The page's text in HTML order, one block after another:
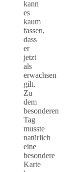
kann
es
kaum
fassen,
dass
er
jetzt
als
erwachsen
gilt.
Zu
dem
besonderen
Tag
musste
natürlich
eine
besondere
Karte